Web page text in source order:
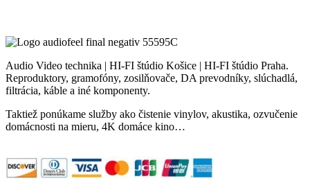
Audio Video technika | HI-FI štúdio Košice | HI-FI štúdio Praha.
Reproduktory, gramofóny, zosilňovače, DA prevodníky, slúchadlá,
filtrácia, káble a iné komponenty.
Taktiež ponúkame služby ako čistenie vinylov, akustika, ozvučenie
domácnosti na mieru, 4K domáce kino…